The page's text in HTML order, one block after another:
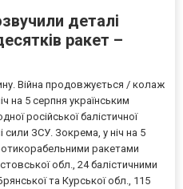
деталі
ракет –
Війна продовжується / колаж
на 5 серпня українським
російської балістичної
ЗСУ. Зокрема, у ніч на 5
ракетами
обл., 24 балістичними
та Курської обл., 115